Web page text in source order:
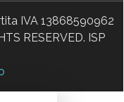
IVA 13868590962
RESERVED. ISP